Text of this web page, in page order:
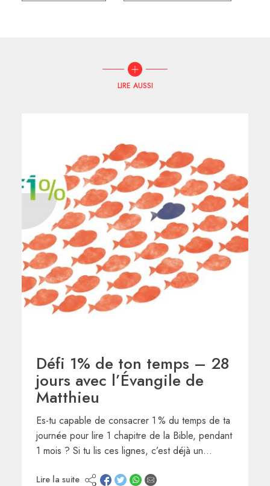
LIRE AUSSI
Défi 1% de ton temps – 28
jours avec l’Évangile de
Matthieu
Es-tu capable de consacrer 1 % du temps de ta
journée pour lire 1 chapitre de la Bible, pendant
1 mois ? Si tu lis ces lignes, c’est déjà un…
Lire la suite